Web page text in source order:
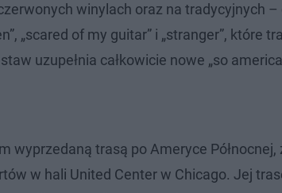
winylach oraz na tradycyjnych
„scared of my guitar” i „stranger”, które
uzupełnia całkowicie nowe „so
wyprzedaną trasą po Ameryce
w hali United Center w Chicago. Jej